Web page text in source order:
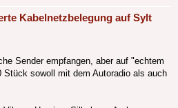
Kabelnetzbelegung auf Sylt
Sender empfangen, aber auf "echtem
sowoll mit dem Autoradio als auch